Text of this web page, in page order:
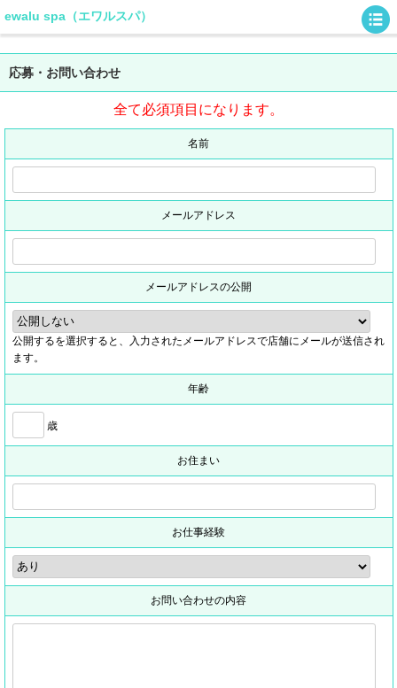
ewalu spa（エワルスパ）
応募・お問い合わせ
全て必須項目になります。
名前
メールアドレス
メールアドレスの公開
公開するを選択すると、入力されたメールアドレスで店舗にメールが送信され
ます。
年齢
歳
お住まい
お仕事経験
お問い合わせの内容